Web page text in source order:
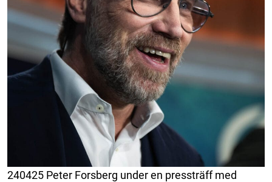
240425 Peter Forsberg under en pressträff med